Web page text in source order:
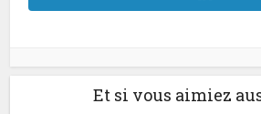
Et si vous aimiez